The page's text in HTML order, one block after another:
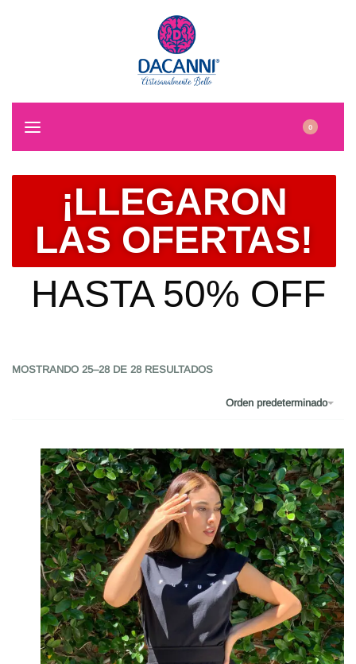
0
¡LLEGARON
LAS OFERTAS!
HASTA 50% OFF
MOSTRANDO 25–28 DE 28 RESULTADOS
Orden predeterminado